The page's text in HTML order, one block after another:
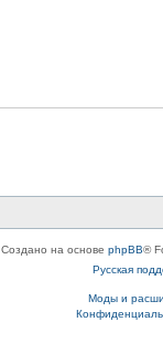
Создано на основе phpBB®
Русская
Моды и